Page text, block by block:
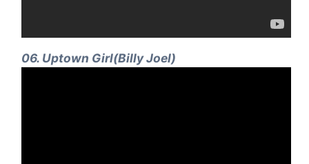
06. Uptown Girl(Billy Joel)